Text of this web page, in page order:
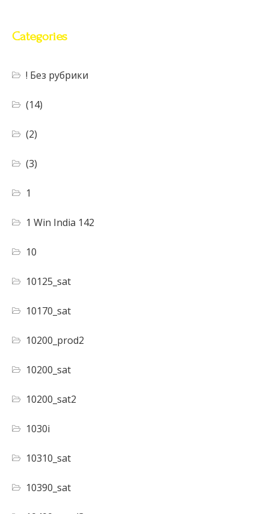
Categories
! Без рубрики
(14)
(2)
(3)
1
1 Win India 142
10
10125_sat
10170_sat
10200_prod2
10200_sat
10200_sat2
1030i
10310_sat
10390_sat